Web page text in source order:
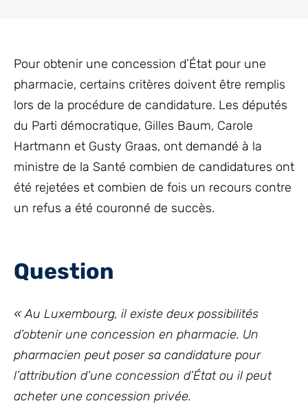
Pour obtenir une concession d’État pour une
pharmacie, certains critères doivent être remplis
lors de la procédure de candidature. Les députés
du Parti démocratique, Gilles Baum, Carole
Hartmann et Gusty Graas, ont demandé à la
ministre de la Santé combien de candidatures ont
été rejetées et combien de fois un recours contre
un refus a été couronné de succès.
Question
« Au Luxembourg, il existe deux possibilités
d’obtenir une concession en pharmacie. Un
pharmacien peut poser sa candidature pour
l’attribution d’une concession d’État ou il peut
acheter une concession privée.